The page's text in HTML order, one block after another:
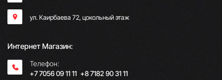
ул. Каирбаева 72, цокольный этаж
Интернет Магазин:
Телефон:
+7 7056 09 11 11; +8 7182 90 31 11